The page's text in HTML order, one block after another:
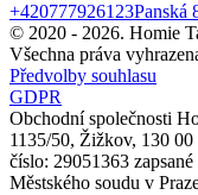
+420777926123Panská
© 2020 - 2026. Homie
Všechna práva
Předvolby souhlasu
GDPR
Obchodní společnosti
1135/50, Žižkov, 130
číslo: 29051363
Městského soudu v